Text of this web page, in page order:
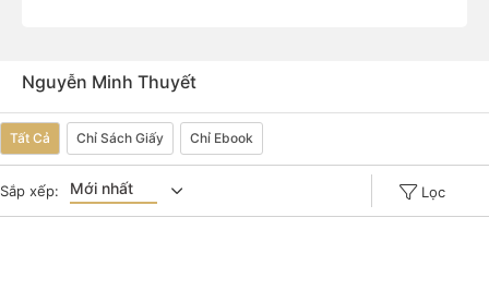
Nguyễn Minh Thuyết
Tất Cả Chỉ Sách Giấy Chỉ Ebook
Sắp xếp: Mới nhất Lọc